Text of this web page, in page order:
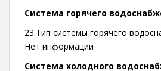
Система горячего
23.Тип системы горячего
Нет информации
Система холодного